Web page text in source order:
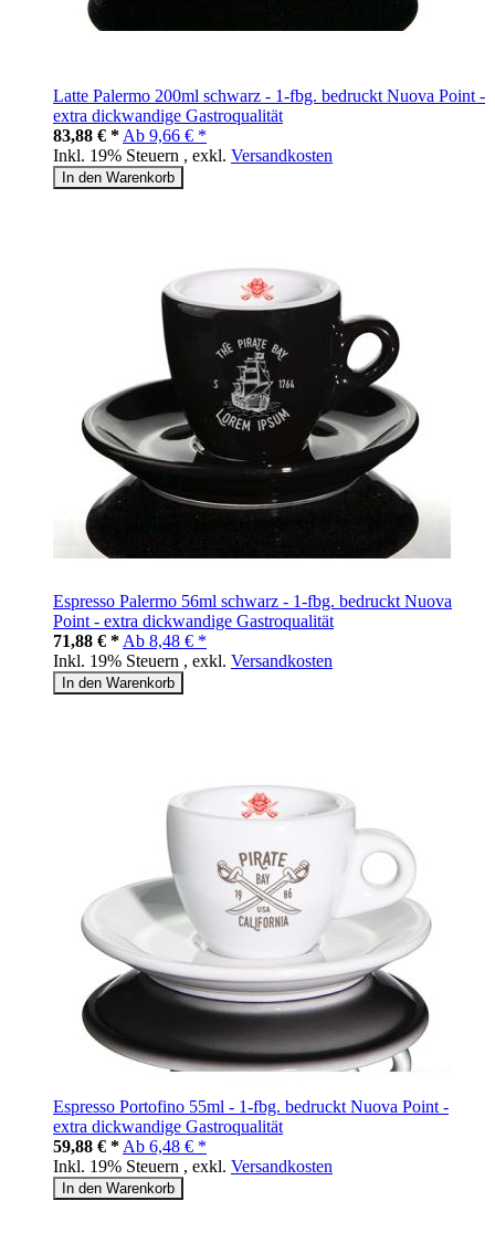
Latte Palermo 200ml schwarz - 1-fbg. bedruckt Nuova Point -
extra dickwandige Gastroqualität
83,88 € * Ab 9,66 € *
Inkl. 19% Steuern , exkl. Versandkosten
In den Warenkorb
Espresso Palermo 56ml schwarz - 1-fbg. bedruckt Nuova
Point - extra dickwandige Gastroqualität
71,88 € * Ab 8,48 € *
Inkl. 19% Steuern , exkl. Versandkosten
In den Warenkorb
Espresso Portofino 55ml - 1-fbg. bedruckt Nuova Point -
extra dickwandige Gastroqualität
59,88 € * Ab 6,48 € *
Inkl. 19% Steuern , exkl. Versandkosten
In den Warenkorb